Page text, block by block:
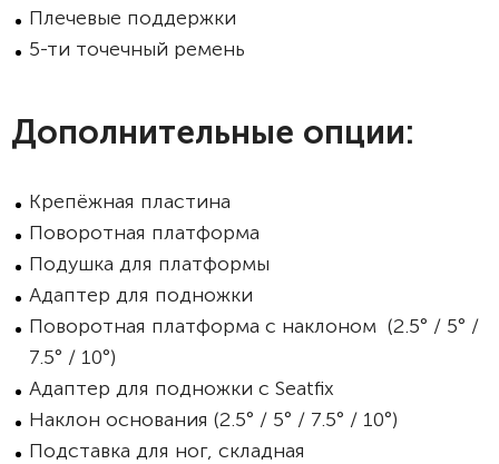
Плечевые поддержки
5-ти точечный ремень
Дополнительные опции:
Крепёжная пластина
Поворотная платформа
Подушка для платформы
Адаптер для подножки
Поворотная платформа с наклоном (2.5° / 5° /
7.5° / 10°)
Адаптер для подножки с Seatfix
Наклон основания (2.5° / 5° / 7.5° / 10°)
Подставка для ног, складная